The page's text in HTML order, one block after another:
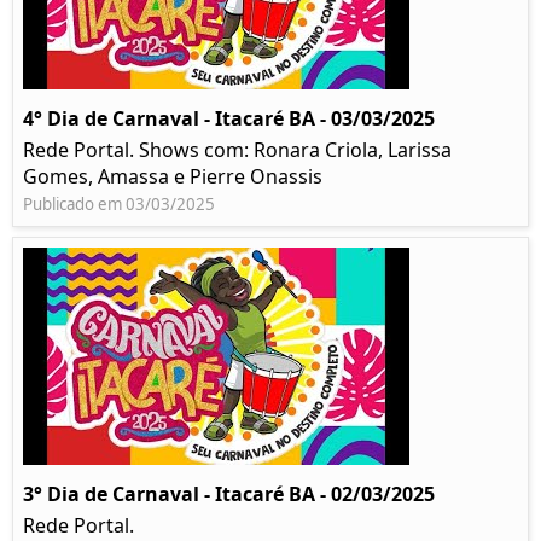
4° Dia de Carnaval - Itacaré BA - 03/03/2025
Rede Portal. Shows com: Ronara Criola, Larissa
Gomes, Amassa e Pierre Onassis
Publicado em 03/03/2025
3° Dia de Carnaval - Itacaré BA - 02/03/2025
Rede Portal.